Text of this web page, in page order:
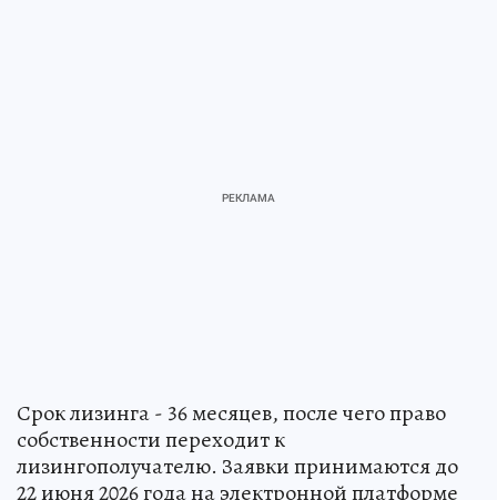
Срок лизинга - 36 месяцев, после чего право
собственности переходит к
лизингополучателю. Заявки принимаются до
22 июня 2026 года на электронной платформе